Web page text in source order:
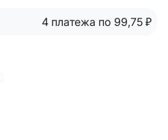
4 платежа по 99,75 ₽